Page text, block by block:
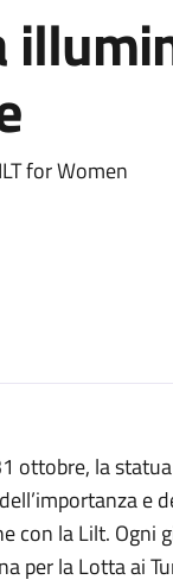
for Women
ottobre, la
e
con la Lilt. Ogni
per la Lotta ai